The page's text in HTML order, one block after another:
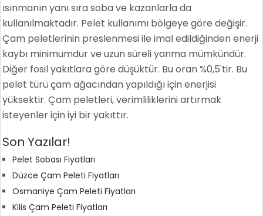
ısınmanın yanı sıra soba ve kazanlarla da
kullanılmaktadır. Pelet kullanımı bölgeye göre değişir.
Çam peletlerinin preslenmesi ile imal edildiğinden enerji
kaybı minimumdur ve uzun süreli yanma mümkündür.
Diğer fosil yakıtlara göre düşüktür. Bu oran %0,5'tir. Bu
pelet türü çam ağacından yapıldığı için enerjisi
yüksektir. Çam peletleri, verimliliklerini artırmak
isteyenler için iyi bir yakıttır.
Son Yazılar!
Pelet Sobası Fiyatları
Düzce Çam Peleti Fiyatları
Osmaniye Çam Peleti Fiyatları
Kilis Çam Peleti Fiyatları